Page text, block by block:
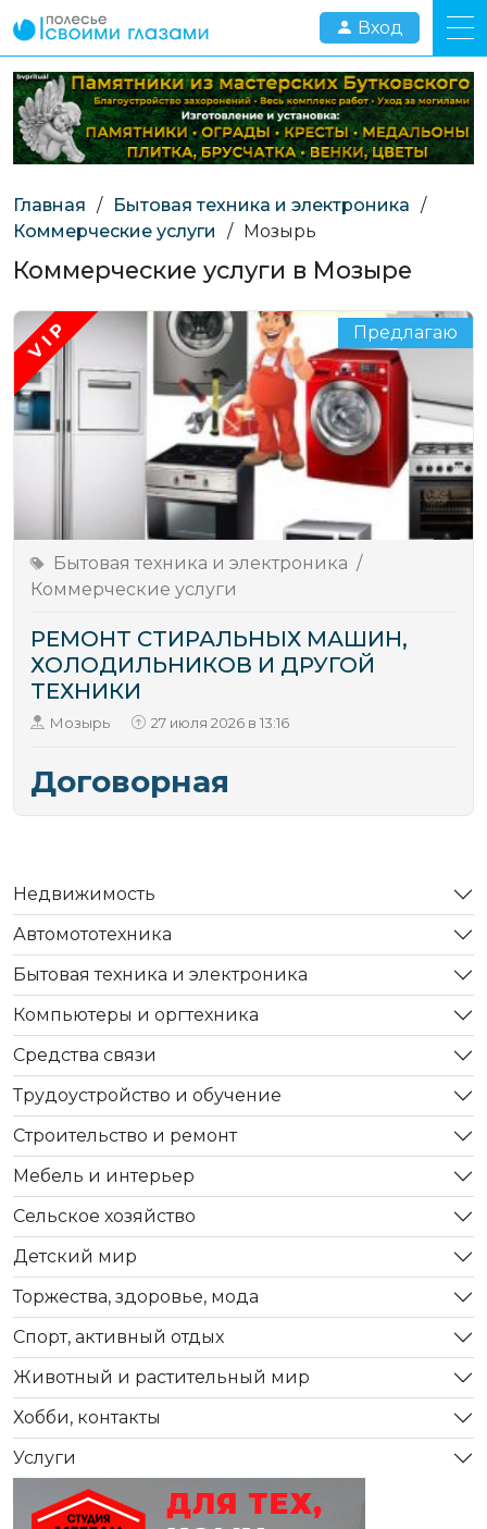
Вход
Главная / Бытовая техника и электроника /
Коммерческие услуги
/ Мозырь
Коммерческие услуги в Мозыре
Бытовая техника и электроника /
Коммерческие услуги
Предлагаю
РЕМОНТ СТИРАЛЬНЫХ МАШИН,
ХОЛОДИЛЬНИКОВ И ДРУГОЙ
ТЕХНИКИ
Мозырь 27 июля 2026 в 13:16
Договорная
Недвижимость
Автомототехника
Бытовая техника и электроника
Компьютеры и оргтехника
Средства связи
Трудоустройство и обучение
Строительство и ремонт
Мебель и интерьер
Сельское хозяйство
Детский мир
Торжества, здоровье, мода
Спорт, активный отдых
Животный и растительный мир
Хобби, контакты
Услуги